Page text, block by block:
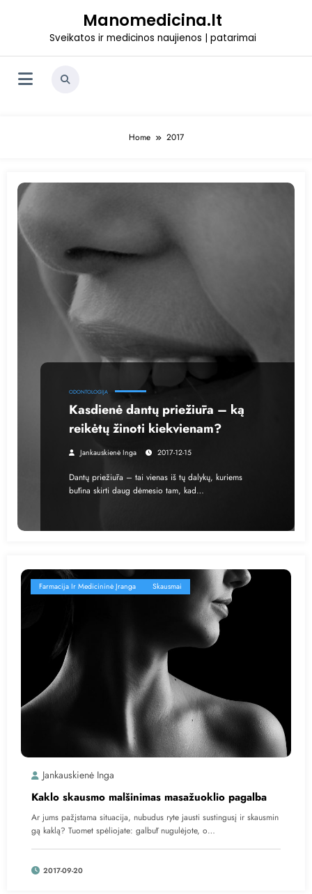
Manomedicina.lt
Sveikatos ir medicinos naujienos | patarimai
Home 2017
ODONTOLOGIJA
Kasdienė dantų priežiūra – ką
reikėtų žinoti kiekvienam?
Jankauskienė Inga 2017-12-15
Dantų priežiūra – tai vienas iš tų dalykų, kuriems
būtina skirti daug dėmesio tam, kad…
Farmacija Ir Medicininė Įranga Skausmai
Jankauskienė Inga
Kaklo skausmo malšinimas masažuoklio pagalba
Ar jums pažįstama situacija, nubudus ryte jausti sustingusį ir skausmin
gą kaklą? Tuomet spėliojate: galbūt nugulėjote, o…
2017-09-20